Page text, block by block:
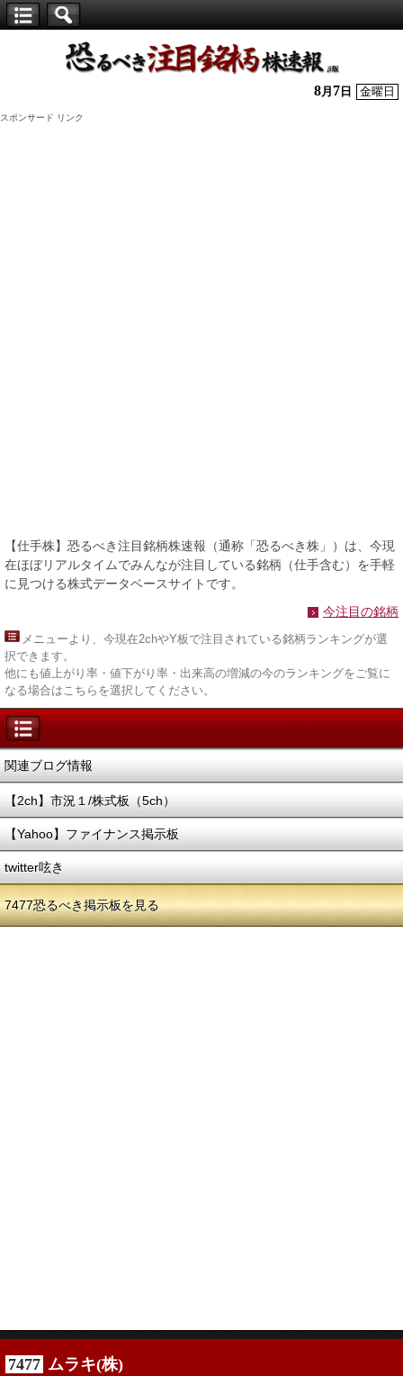
株】
8月 7 日 金曜日
スポンサード リンク
【仕手株】恐るべき注目銘柄株速報（通称「恐るべき株」）は、今現
在ほぼリアルタイムでみんなが注目している銘柄（仕手含む）を手軽
に見つける株式データベースサイトです。
今注目の銘柄
メニューより、今現在2chやY板で注目されている銘柄ランキングが選
択できます。
他にも値上がり率・値下がり率・出来高の増減の今のランキングをご覧に
なる場合はこちらを選択してください。
関連ブログ情報
【2ch】市況１/株式板（5ch）
【Yahoo】ファイナンス掲示板
twitter呟き
7477恐るべき掲示板を見る
7477 ムラキ(株)